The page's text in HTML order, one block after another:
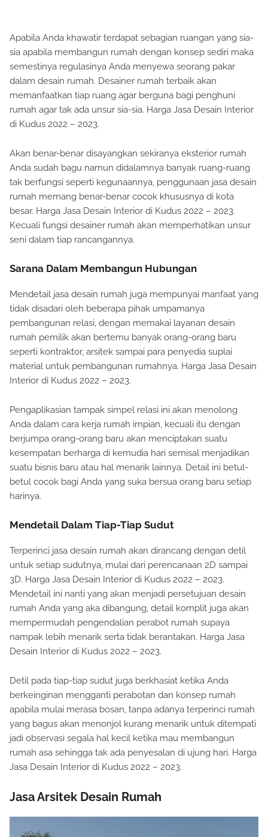
Apabila Anda khawatir terdapat sebagian ruangan yang sia-
sia apabila membangun rumah dengan konsep sediri maka
semestinya regulasinya Anda menyewa seorang pakar
dalam desain rumah. Desainer rumah terbaik akan
memanfaatkan tiap ruang agar berguna bagi penghuni
rumah agar tak ada unsur sia-sia. Harga Jasa Desain Interior
di Kudus 2022 – 2023.
Akan benar-benar disayangkan sekiranya eksterior rumah
Anda sudah bagu namun didalamnya banyak ruang-ruang
tak berfungsi seperti kegunaannya, penggunaan jasa desain
rumah memang benar-benar cocok khususnya di kota
besar. Harga Jasa Desain Interior di Kudus 2022 – 2023.
Kecuali fungsi desainer rumah akan memperhatikan unsur
seni dalam tiap rancangannya.
Sarana Dalam Membangun Hubungan
Mendetail jasa desain rumah juga mempunyai manfaat yang
tidak disadari oleh beberapa pihak umpamanya
pembangunan relasi, dengan memakai layanan desain
rumah pemilik akan bertemu banyak orang-orang baru
seperti kontraktor, arsitek sampai para penyedia suplai
material untuk pembangunan rumahnya. Harga Jasa Desain
Interior di Kudus 2022 – 2023.
Pengaplikasian tampak simpel relasi ini akan menolong
Anda dalam cara kerja rumah impian, kecuali itu dengan
berjumpa orang-orang baru akan menciptakan suatu
kesempatan berharga di kemudia hari semisal menjadikan
suatu bisnis baru atau hal menarik lainnya. Detail ini betul-
betul cocok bagi Anda yang suka bersua orang baru setiap
harinya.
Mendetail Dalam Tiap-Tiap Sudut
Terperinci jasa desain rumah akan dirancang dengan detil
untuk setiap sudutnya, mulai dari perencanaan 2D sampai
3D. Harga Jasa Desain Interior di Kudus 2022 – 2023.
Mendetail ini nanti yang akan menjadi persetujuan desain
rumah Anda yang aka dibangung, detail komplit juga akan
mempermudah pengendalian perabot rumah supaya
nampak lebih menarik serta tidak berantakan. Harga Jasa
Desain Interior di Kudus 2022 – 2023.
Detil pada tiap-tiap sudut juga berkhasiat ketika Anda
berkeinginan mengganti perabotan dan konsep rumah
apabila mulai merasa bosan, tanpa adanya terperinci rumah
yang bagus akan menonjol kurang menarik untuk ditempati
jadi observasi segala hal kecil ketika mau membangun
rumah asa sehingga tak ada penyesalan di ujung hari. Harga
Jasa Desain Interior di Kudus 2022 – 2023.
Jasa Arsitek Desain Rumah